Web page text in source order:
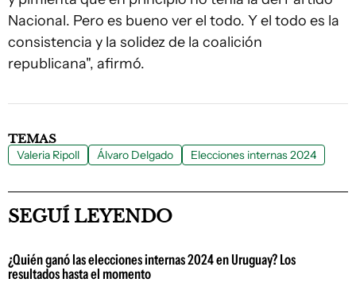
Nacional. Pero es bueno ver el todo. Y el todo es la
consistencia y la solidez de la coalición
republicana", afirmó.
TEMAS
Valeria Ripoll Álvaro Delgado Elecciones internas 2024
SEGUÍ LEYENDO
¿Quién ganó las elecciones internas 2024 en Uruguay? Los
resultados hasta el momento